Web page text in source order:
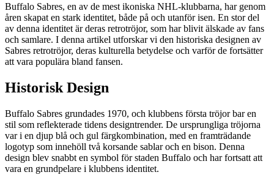
Buffalo Sabres, en av de mest ikoniska NHL-klubbarna, har genom
åren skapat en stark identitet, både på och utanför isen. En stor del
av denna identitet är deras retrotröjor, som har blivit älskade av fans
och samlare. I denna artikel utforskar vi den historiska designen av
Sabres retrotröjor, deras kulturella betydelse och varför de fortsätter
att vara populära bland fansen.
Historisk Design
Buffalo Sabres grundades 1970, och klubbens första tröjor bar en
stil som reflekterade tidens designtrender. De ursprungliga tröjorna
var i en djup blå och gul färgkombination, med en framträdande
logotyp som innehöll två korsande sablar och en bison. Denna
design blev snabbt en symbol för staden Buffalo och har fortsatt att
vara en grundpelare i klubbens identitet.